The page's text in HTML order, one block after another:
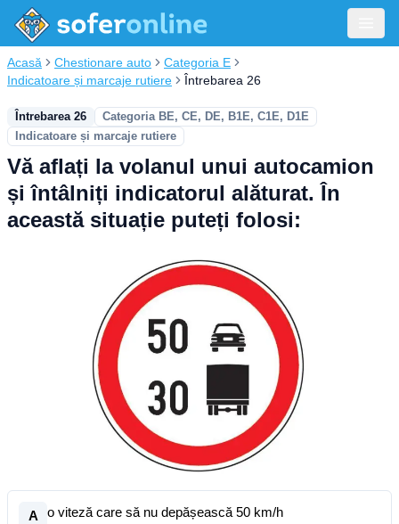
Acasă Chestionare auto
Categoria E
Indicatoare și marcaje rutiere
Întrebarea 26
Întrebarea 26
Categoria BE, CE, DE, B1E, C1E, D1E
Indicatoare și marcaje rutiere
Vă aflați la volanul unui autocamion
și întâlniți indicatorul alăturat. În
această situație puteți folosi:
A o viteză care să nu depășească 50 km/h